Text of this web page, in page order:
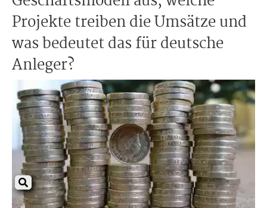
Projekte treiben die Umsätze und
was bedeutet das für deutsche
Anleger?